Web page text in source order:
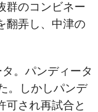
群のコンビネー
翻弄し、中津の
。パンディータ
。しかしパンデ
可され再試合と